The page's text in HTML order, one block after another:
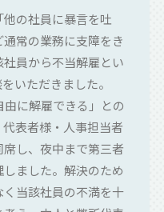
の社員に暴言を吐
常の業務に支障をき
員から不当解雇とい
いただきました。
由に解雇できる」との
表者様・人事担当者
し、夜中まで第三者
ました。解決のため
当該社員の不満を十